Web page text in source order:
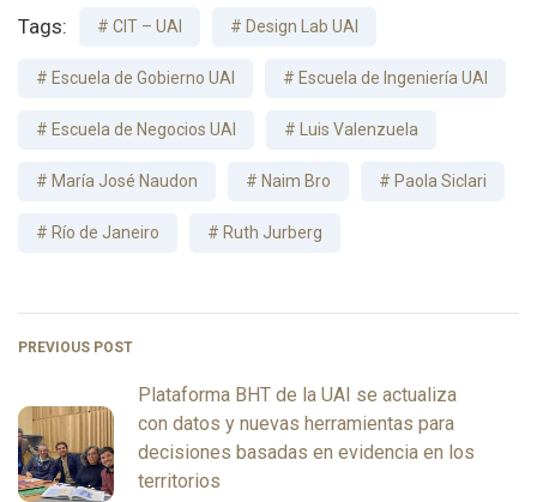
Tags: CIT – UAI Design Lab UAI
Escuela de Gobierno UAI Escuela de Ingeniería UAI
Escuela de Negocios UAI Luis Valenzuela
María José Naudon Naim Bro Paola Siclari
Río de Janeiro Ruth Jurberg
PREVIOUS POST
Plataforma BHT de la UAI se actualiza
con datos y nuevas herramientas para
decisiones basadas en evidencia en los
territorios